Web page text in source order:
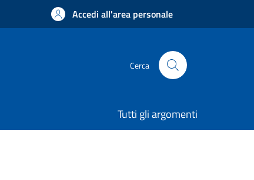
Accedi all'area personale
Cerca
Tutti gli argomenti